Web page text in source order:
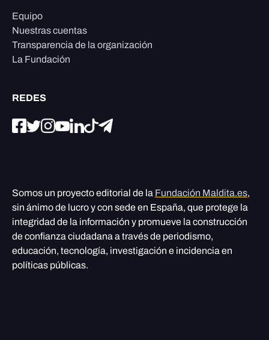
Equipo
Nuestras cuentas
Transparencia de la organización
La Fundación
REDES
Somos un proyecto editorial de la Fundación Maldita.es,
sin ánimo de lucro y con sede en España, que protege la
integridad de la información y promueve la construcción
de confianza ciudadana a través de periodismo,
educación, tecnología, investigación e incidencia en
políticas públicas.